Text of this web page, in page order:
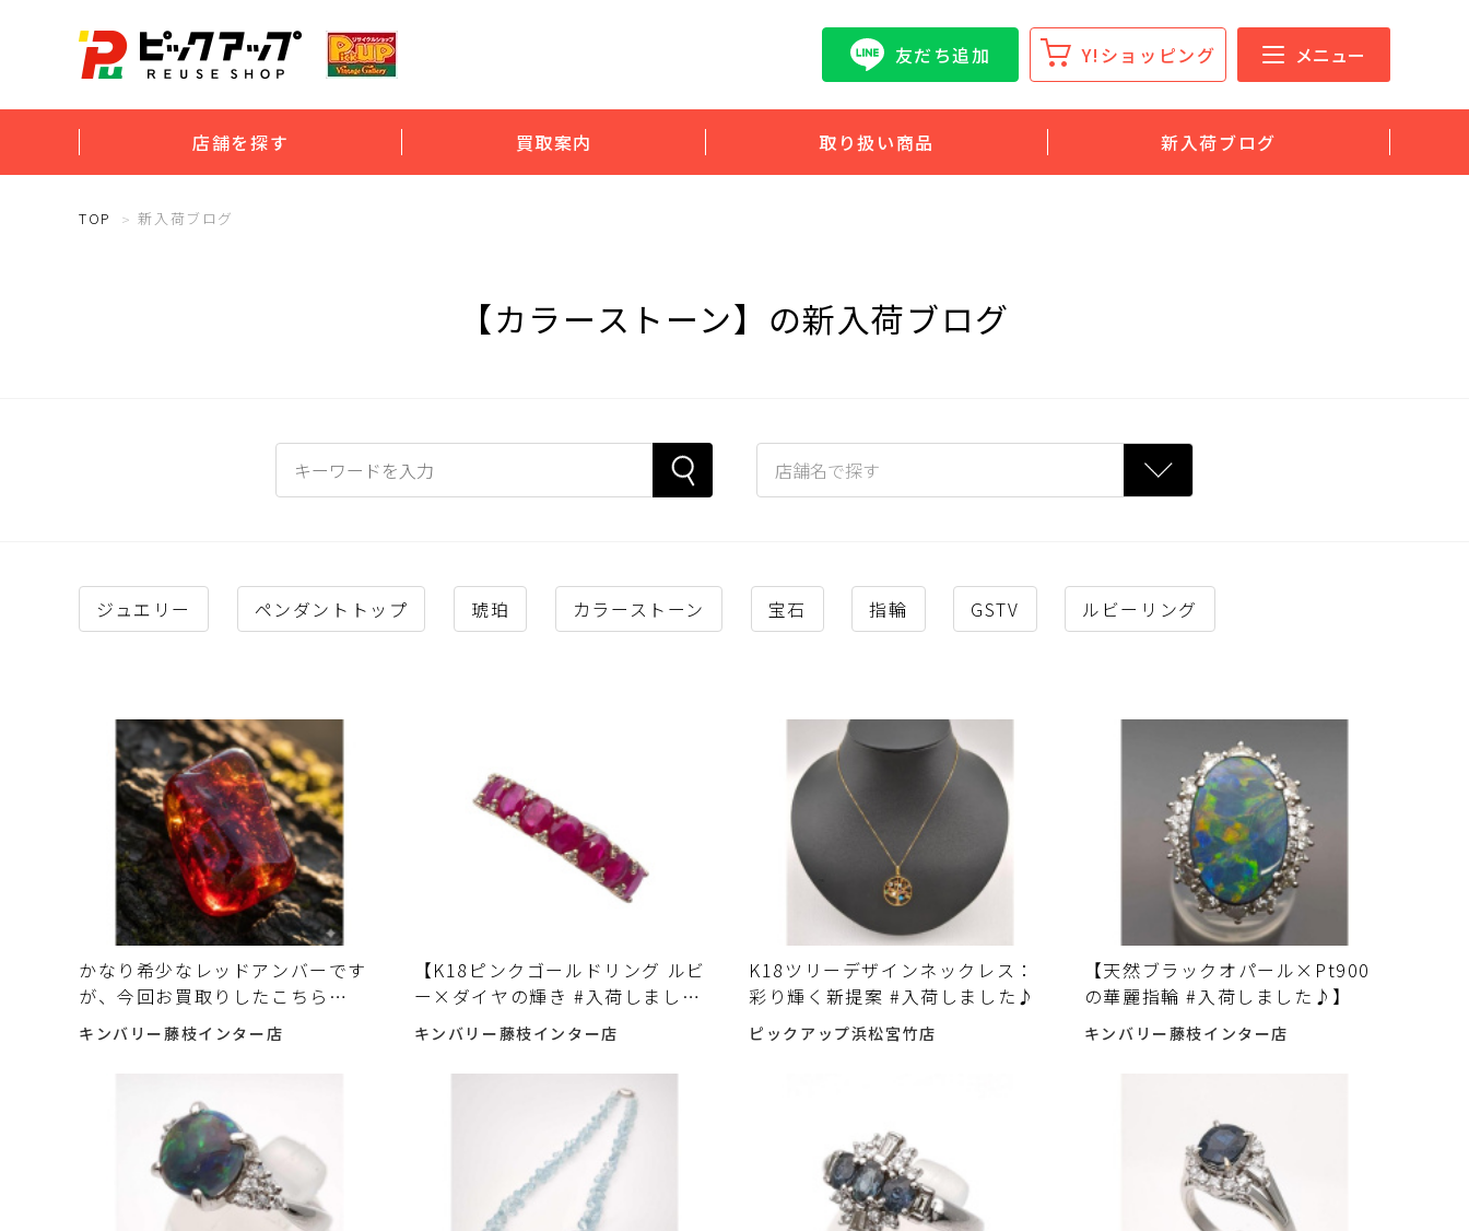
友だち追加 Y!ショッピング メニュー
店舗を探す 買取案内 取り扱い商品 新入荷ブログ
TOP 新入荷ブログ
【カラーストーン】の新入荷ブログ
ジュエリー ペンダントトップ 琥珀 カラーストーン 宝石 指輪 GSTV ルビーリング
かなり希少なレッドアンバーです
が、今回お買取りしたこちら
は・・・
キンバリー藤枝インター店
​【K18ピンクゴールドリング ルビ
ー×ダイヤの輝き #入荷しました
♪】
キンバリー藤枝インター店
K18ツリーデザインネックレス：
彩り輝く新提案 #入荷しました♪
ピックアップ浜松宮竹店
【天然ブラックオパール×Pt900
の華麗指輪 #入荷しました♪】
キンバリー藤枝インター店